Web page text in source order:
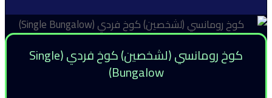
كوخ رومانسي (لشخصين) كوخ فردي (Single
Bungalow)